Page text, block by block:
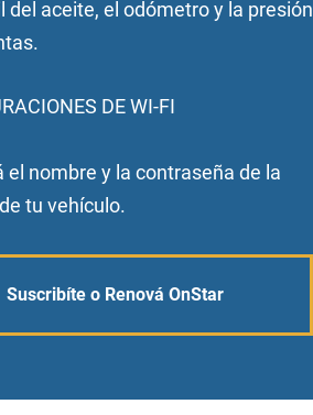
del aceite, el odómetro y la presión
DE WI-FI
el nombre y la contraseña de la
tu vehículo.
Suscribíte o Renová OnStar